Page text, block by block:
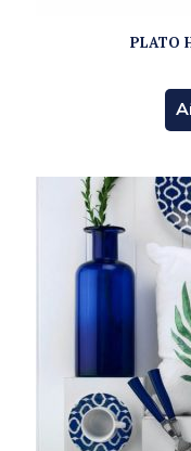
PLATO